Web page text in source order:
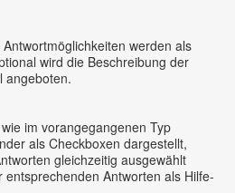
werden als
wird die Beschreibung der
angeboten.
im vorangegangenen Typ
als Checkboxen dargestellt,
gleichzeitig ausgewählt
Antworten als Hilfe-